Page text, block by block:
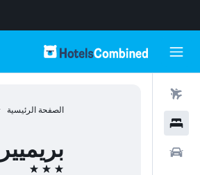
الصفحة الرئيسية
3 نجوم